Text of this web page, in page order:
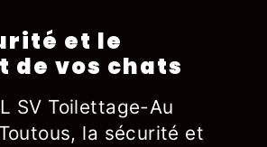
et le
de vos chats
SV Toilettage-Au
la sécurité et